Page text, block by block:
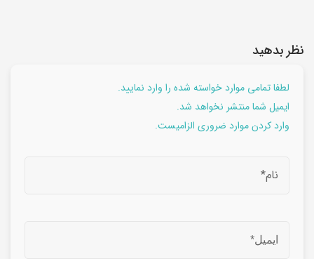
نظر بدهید
لطفا تمامی موارد خواسته شده را وارد نمایید.
ایمیل شما منتشر نخواهد شد.
وارد کردن موارد ضروری الزامیست.